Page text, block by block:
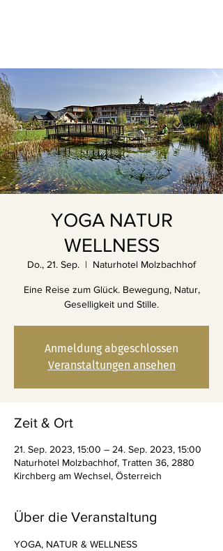
YOGA NATUR
WELLNESS
Do., 21. Sep.
  |
Naturhotel Molzbachhof
Eine Reise zum Glück. Bewegung, Natur,
Geselligkeit und Stille.
Anmeldung abgeschlossen
Veranstaltungen ansehen
Zeit & Ort
21. Sep. 2023, 15:00 – 24. Sep. 2023, 15:00
Naturhotel Molzbachhof, Tratten 36, 2880
Kirchberg am Wechsel, Österreich
Über die Veranstaltung
YOGA, NATUR & WELLNESS